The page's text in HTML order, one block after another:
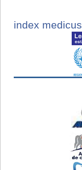
index medicus